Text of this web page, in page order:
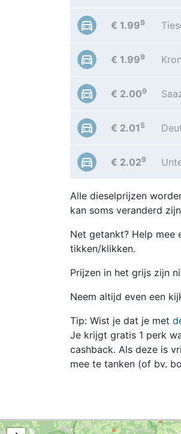
€ 1.999
€ 1.999
€ 2.009
€ 2.01 5
€ 2.029
Alle dieselprijzen
kan soms veranderd
Net getankt? Help
tikken/klikken.
Prijzen in het grijs zijn
Neem altijd even een
Tip: Wist je dat je met
Je krijgt gratis 1 perk
cashback. Als deze is
mee te tanken (of bv.